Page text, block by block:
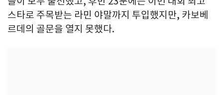
스타로 주목받는 라민 야말까지 투입했지만, 카보베
르데의 골문을 열지 못했다.